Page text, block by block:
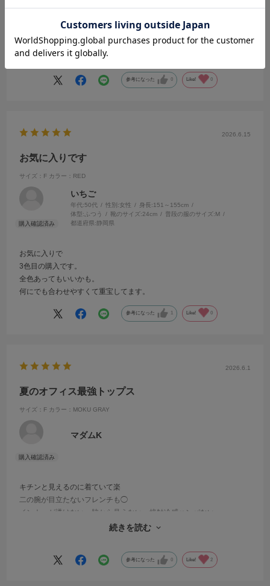
昨年白を買いまして、大活躍でしたので今年はREDを選びました。落
ち着いたレンガのような色で、白、紺、ベージュのパンツと合わせて
着ています。丈も長すぎないのでスカートともバランスよいと思いま
す。二の腕も程よくカバーできる袖と、接触冷感の着心地も満足で
す！
続きを読む
参考になった 0 Like! 0
2026.6.15
お気に入りです
サイズ：F カラー：RED
いちご
年代:50代 性別:女性 身長:151～155cm
体型: ふつう 靴のサイズ:24cm 普段の服のサイズ:M
都道府県: 静岡県
お気に入りで
3色目の購入です。
全色あってもいいかも。
何にでも合わせやすくて重宝してます。
参考になった 1 Like! 0
2026.6.1
夏のオフィス最強トップス
サイズ：F カラー：MOKU GRAY
マダムK
キチンと見えるのに着ていて楽
二の腕が目立たないフレンチも◯
インナーが透けない、脇から見えない、接触冷感ハンパない。。。
もはや、ありがとう🩷と言いたい続きを読む
参考になった 0 Like! 2